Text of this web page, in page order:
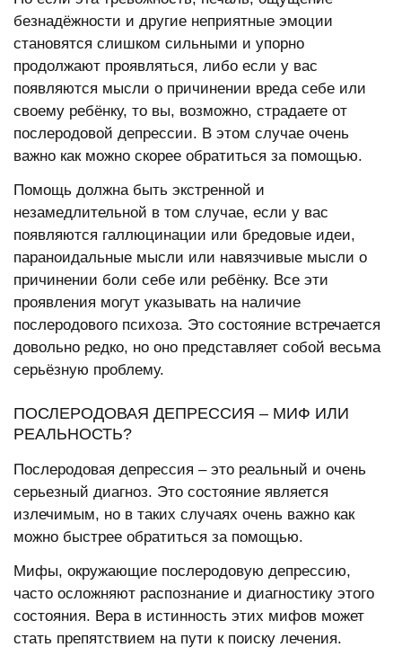
безнадёжности и другие неприятные эмоции
становятся слишком сильными и упорно
продолжают проявляться, либо если у вас
появляются мысли о причинении вреда себе или
своему ребёнку, то вы, возможно, страдаете от
послеродовой депрессии. В этом случае очень
важно как можно скорее обратиться за помощью.
Помощь должна быть экстренной и
незамедлительной в том случае, если у вас
появляются галлюцинации или бредовые идеи,
параноидальные мысли или навязчивые мысли о
причинении боли себе или ребёнку. Все эти
проявления могут указывать на наличие
послеродового психоза. Это состояние встречается
довольно редко, но оно представляет собой весьма
серьёзную проблему.
ПОСЛЕРОДОВАЯ ДЕПРЕССИЯ – МИФ ИЛИ
РЕАЛЬНОСТЬ?
Послеродовая депрессия – это реальный и очень
серьезный диагноз. Это состояние является
излечимым, но в таких случаях очень важно как
можно быстрее обратиться за помощью.
Мифы, окружающие послеродовую депрессию,
часто осложняют распознание и диагностику этого
состояния. Вера в истинность этих мифов может
стать препятствием на пути к поиску лечения.